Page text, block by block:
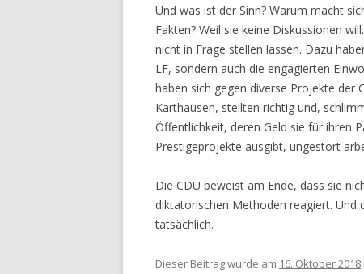
Und was ist der Sinn? Warum macht
Fakten? Weil sie keine Diskussionen
nicht in Frage stellen lassen. Dazu
LF, sondern auch die engagierten
haben sich gegen diverse Projekte der
Karthausen, stellten richtig und,
Öffentlichkeit, deren Geld sie für ihren
Prestigeprojekte ausgibt, ungestört
Die CDU beweist am Ende, dass sie
diktatorischen Methoden reagiert. Und
tatsächlich.
Dieser Beitrag wurde am 16. Oktober 2018